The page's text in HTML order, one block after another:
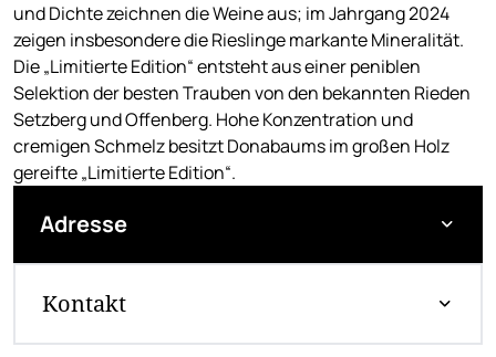
und Dichte zeichnen die Weine aus; im Jahrgang 2024
zeigen insbesondere die Rieslinge markante Mineralität.
Die „Limitierte Edition“ entsteht aus einer peniblen
Selektion der besten Trauben von den bekannten Rieden
Setzberg und Offenberg. Hohe Konzentration und
cremigen Schmelz besitzt Donabaums im großen Holz
gereifte „Limitierte Edition“.
Adresse
Kontakt